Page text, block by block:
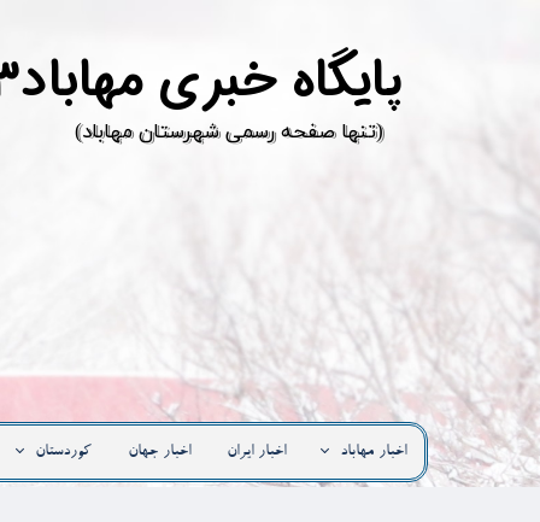
پ
​(تنها صفحه رسمی شهرستان مهاباد)
اخبار مهاباد اخبار ایران اخبار جهان کوردستان